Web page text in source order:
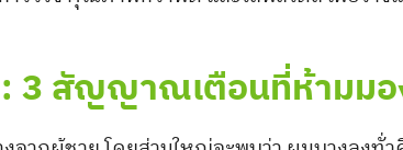
3 สัญญาณเตือนที่ห้ามมอ